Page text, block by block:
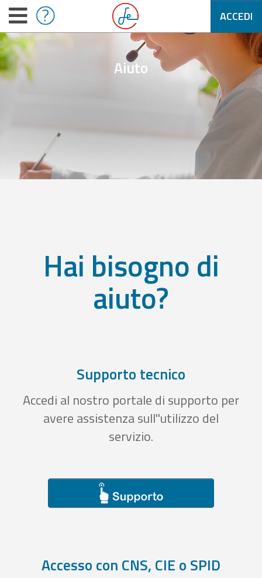
ACCEDI
Aiuto
Hai bisogno di
aiuto?
Supporto tecnico
Accedi al nostro portale di supporto per
avere assistenza sull''utilizzo del
servizio.
Accesso con CNS, CIE o SPID